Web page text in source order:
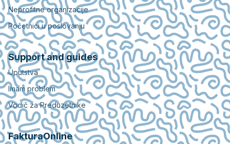
Neprofitne organizacije
Početnici u poslovanju
Support and guides
Uputstva
Imam problem
Vodič za Preduzetnike
FakturaOnline